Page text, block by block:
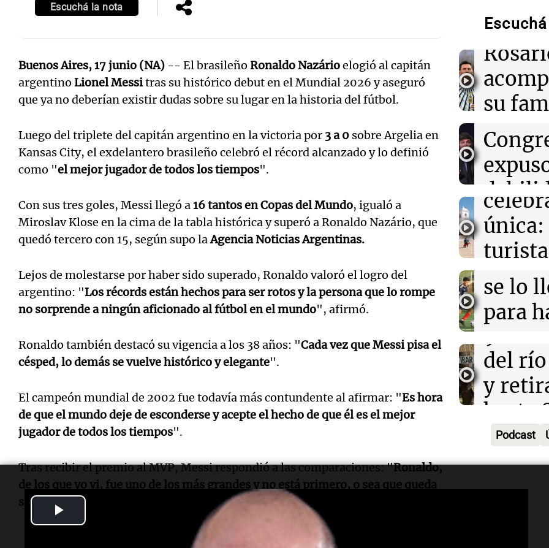
Escuchá la nota
Buenos Aires, 17 junio (NA) -- El brasileño Ronaldo Nazárioelogió al capitán
argentino Lionel Messitras su histórico debut en el Mundial 2026 y aseguró
que ya no deberían existir dudas sobre su lugar en la historia del fútbol.
Luego del triplete del capitán argentino en la victoria por 3 a 0 sobre Argelia en
Kansas City, el exdelantero brasileño celebró el récord alcanzado y lo definió
como "el mejor jugador de todos los tiempos".
Con sus tres goles, Messi llegó a16 tantos en Copas del Mundo, igualó a
Miroslav Klose en la cima de la tabla histórica y superó a Ronaldo Nazário, que
quedó tercero con 15, según supo laAgencia Noticias Argentinas.
Lejos de molestarse por haber sido superado, Ronaldo valoró el logro del
argentino: "Los récords están hechos para ser rotos y la persona que lo rompe
no sorprende a ningún aficionado al fútbol en el mundo", afirmó.
Ronaldo también destacó su vigencia a los 38 años: "Cada vez que Messi pisa el
césped, lo demás se vuelve histórico y elegante".
El campeón mundial de 2002 fue todavía más contundente al afirmar: "Es hora
de que el mundo deje de esconderse y acepte el hecho de que él es el mejor
jugador de todos los tiempos".
Tras recibir el premio al MVP, Messi respondió a las comparaciones: "Ronaldo,
de los que yo vi, fue uno de los más grandes y no está primero, o sea que queda
solo en una estadística
AFA dispuso
silencio y
12:39 Sociedad
“Rosarino de
Javkin
12:35
Se incendió un
Arroyito: hubo
evacuados
12:35 La Popu
La Mona
sentido
muerte de su
noche
su
la
papá
Una
Episodios
revés
del
Una
Episodios
Audio.
una
única:
Toreo
Una
Episodios
Audio.
"Tres
se lo
para
nunca
Una
Episodios
Audio.
9.000
del
y
hasta
de
firmó
Audio.
Jorge,
Audio.
Podcast